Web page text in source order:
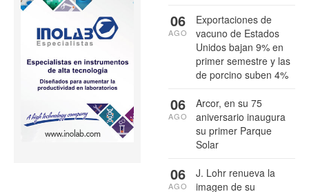
Exportaciones de
vacuno de Estados
Unidos bajan 9% en
primer semestre y las
de porcino suben 4%
06
AGO
Arcor, en su 75
aniversario inaugura
su primer Parque
Solar
06
AGO
J. Lohr renueva la
imagen de su
06
AGO